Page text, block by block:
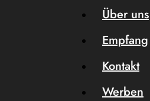
Über uns
Empfang
Kontakt
Werben